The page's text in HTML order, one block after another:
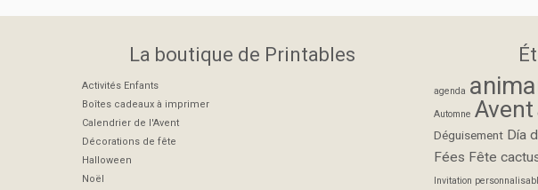
La boutique de Printables
Activités Enfants
Boîtes cadeaux à imprimer
Calendrier de l'Avent
Décorations de fête
Halloween
Noël
agenda
Automne Avent
Déguisement Día
Fées Fête
Invitation